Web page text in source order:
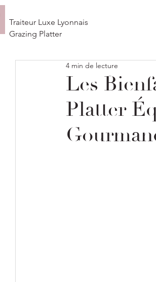
Traiteur Luxe Lyonnais
Grazing Platter
Les
Platter
4 min de lecture